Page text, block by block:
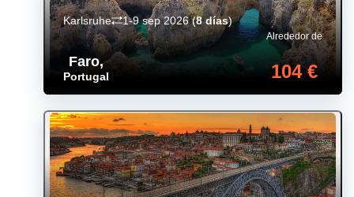
Faro,
Portugal
Alrededor de
104 €
Karlsruhe 1-9 sep 2026(8 días)